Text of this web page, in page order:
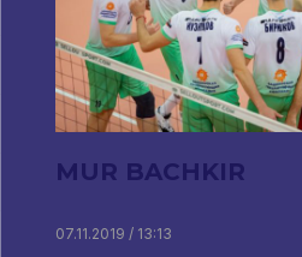
MUR BACHKIR
07.11.2019 / 13:13